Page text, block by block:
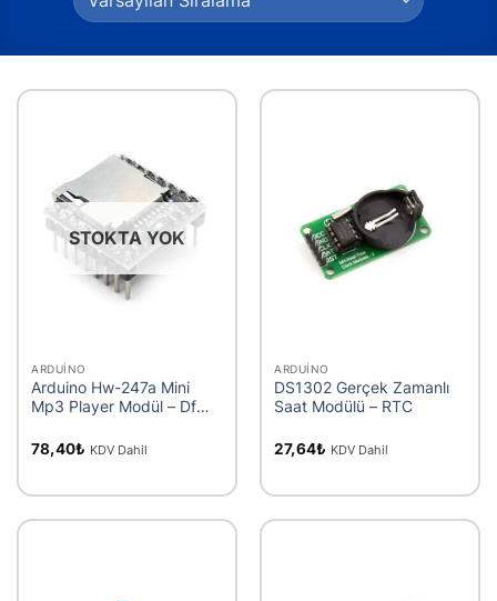
STOKTA YOK
ARDUINO
Arduino Hw-247a Mini
Mp3 Player Modül – Df
78,40₺ KDV Dahil
ARDUINO
DS1302 Gerçek Zamanlı
Saat Modülü – RTC
27,64₺ KDV Dahil